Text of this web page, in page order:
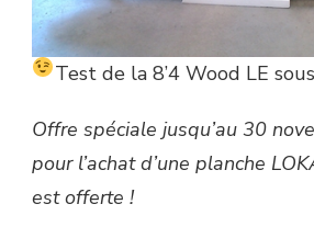
Test de la 8’4 Wood LE
Offre spéciale jusqu’au 30
pour l’achat d’une planche
est offerte !